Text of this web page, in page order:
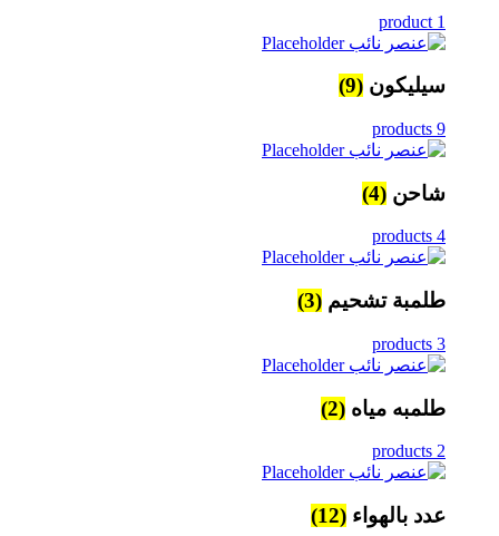
1 product
سيليكون (9)
9 products
شاحن (4)
4 products
طلمبة تشحيم (3)
3 products
طلمبه مياه (2)
2 products
عدد بالهواء (12)